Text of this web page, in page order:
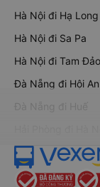
Hà Nội đi Hạ Long
Hà Nội đi Sa Pa
Hà Nội đi Tam Đảo
Đà Nẵng đi Hội An
Đà Nẵng đi Huế